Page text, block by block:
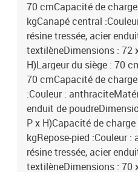
70 cmCapacité de
kgCanapé central
résine tressée, acier
textilèneDimensions : 72
H)Largeur du siège : 70
70 cmCapacité de
:Couleur :
enduit de
P x H)Capacité de
kgRepose-pied :Couleur
résine tressée, acier
textilèneDimensions : 70